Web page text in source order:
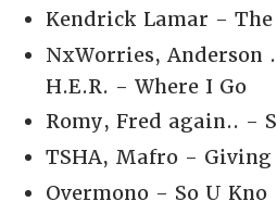
Kendrick Lamar -
NxWorries, Anderson
H.E.R. - Where I Go
Romy, Fred again.. -
TSHA, Mafro - Giving
Overmono - So U Kno